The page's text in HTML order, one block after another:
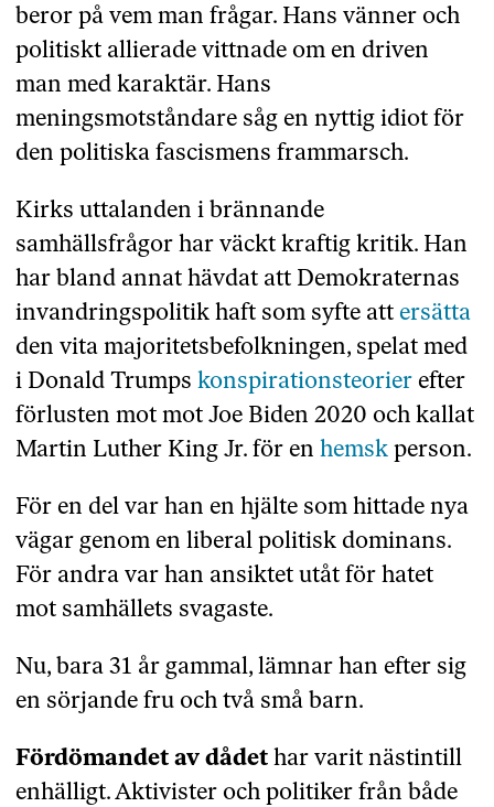
beror på vem man frågar. Hans vänner och
politiskt allierade vittnade om en driven
man med karaktär. Hans
meningsmotståndare såg en nyttig idiot för
den politiska fascismens frammarsch.
Kirks uttalanden i brännande
samhällsfrågor har väckt kraftig kritik. Han
har bland annat hävdat att Demokraternas
invandringspolitik haft som syfte att ersätta
den vita majoritetsbefolkningen, spelat med
i Donald Trumps konspirationsteorierefter
förlusten mot mot Joe Biden 2020 och kallat
Martin Luther King Jr. för en hemskperson.
För en del var han en hjälte som hittade nya
vägar genom en liberal politisk dominans.
För andra var han ansiktet utåt för hatet
mot samhällets svagaste.
Nu, bara 31 år gammal, lämnar han efter sig
en sörjande fru och två små barn.
Fördömandet av dådethar varit nästintill
enhälligt. Aktivister och politiker från både